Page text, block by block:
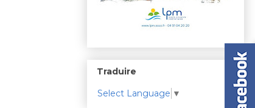
Traduire
Select Language ▼